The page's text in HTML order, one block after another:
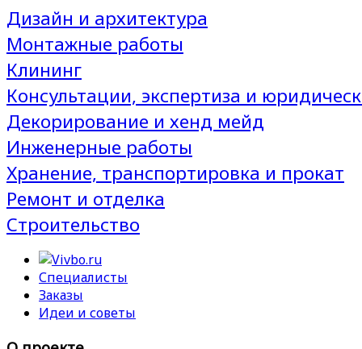
Дизайн и архитектура
Монтажные работы
Клининг
Консультации, экспертиза и
Декорирование и хенд мейд
Инженерные работы
Хранение, транспортировка и прокат
Ремонт и отделка
Строительство
Специалисты
Заказы
Идеи и советы